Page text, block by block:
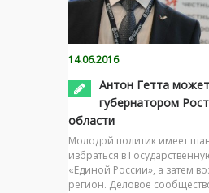
14.06.2016
Антон Гетта
губернатором
области
Молодой политик имеет
избраться в
«Единой России», а затем
регион. Деловое